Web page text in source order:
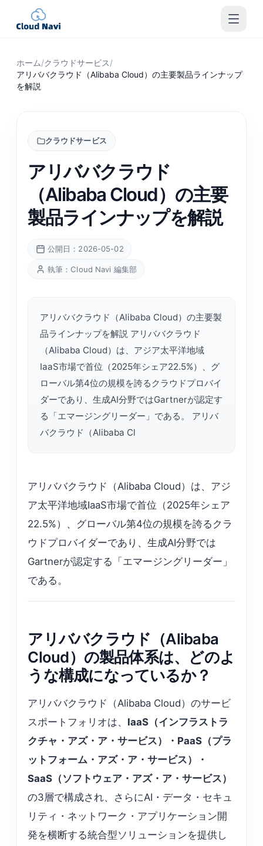
ホーム/クラウドサービス/
アリババクラウド（Alibaba Cloud）の主要製品ラインナップ
を解説
クラウドサービス
アリババクラウド
（Alibaba Cloud）の主要
製品ラインナップを解説
公開日：2026-05-02
執筆：Cloud Navi 編集部
アリババクラウド（Alibaba Cloud）の主要製
品ラインナップを解説 アリババクラウド
（Alibaba Cloud）は、アジア太平洋地域
IaaS市場で首位（2025年シェア22.5%）、グ
ローバル第4位の規模を誇るクラウドプロバイ
ダーであり、生成AI分野ではGartnerが認定す
る「エマージングリーダー」である。 アリバ
バクラウド（Alibaba Cl
アリババクラウド（Alibaba Cloud）は、アジ
ア太平洋地域IaaS市場で首位（2025年シェア
22.5%）、グローバル第4位の規模を誇るクラ
ウドプロバイダーであり、生成AI分野では
Gartnerが認定する「エマージングリーダー」
である。
アリババクラウド（Alibaba
Cloud）の製品体系は、どのよ
うな構成になっているか？
アリババクラウド（Alibaba Cloud）のサービ
スポートフォリオは、 IaaS（インフラストラ
クチャ・アズ・ア・サービス）・PaaS（プラ
ットフォーム・アズ・ア・サービス）・
SaaS（ソフトウェア・アズ・ア・サービス）
の3層で構成され、さらにAI・データ・セキュ
リティ・ネットワーク・アプリケーション開
発を横断する統合型ソリューションを提供し